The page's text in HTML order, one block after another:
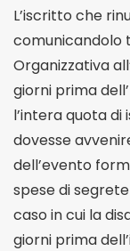
L’iscritto che
comunicandolo
Organizzativa
giorni prima
l’intera quota di
dovesse
dell’evento
spese di
caso in cui la
giorni prima